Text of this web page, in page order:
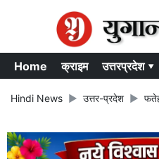
Home क्राइम उत्तरप्रदेश ▾
Hindi News उत्तर-प्रदेश